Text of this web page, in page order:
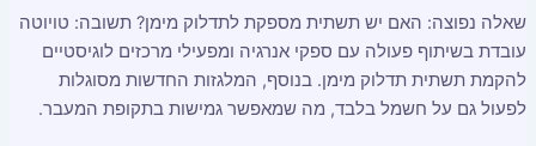
שאלה נפוצה: האם יש תשתית מספקת לתדלוק מימן? תשובה: טויוטה
עובדת בשיתוף פעולה עם ספקי אנרגיה ומפעילי מרכזים לוגיסטיים
להקמת תשתית תדלוק מימן. בנוסף, המלגזות החדשות מסוגלות
לפעול גם על חשמל בלבד, מה שמאפשר גמישות בתקופת המעבר.